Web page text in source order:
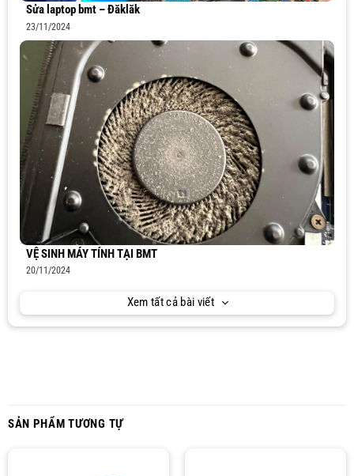
Sửa laptop bmt – Đăklăk
23/11/2024
VỆ SINH MÁY TÍNH TẠI BMT
20/11/2024
Xem tất cả bài viết
SẢN PHẨM TƯƠNG TỰ